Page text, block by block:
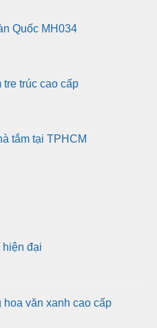
Quốc MH034
tre trúc cao cấp
tắm tại TPHCM
hiện đại
hoa văn xanh cao cấp